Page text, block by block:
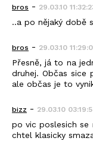
bros - 29.03.10
..a po nějaký době
bros - 29.03.10
Přesně, já to na
druhej. Občas sice
ale občas je to
bizz - 29.03.10
po vic poslesich
chtel klasicky